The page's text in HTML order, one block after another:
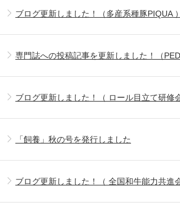
ブログ更新しました！（多産系種豚PIQUA
専門誌への投稿記事を更新しました！（
ブログ更新しました！（ ロール目立て研修
「飼養」秋の号を発行しました
ブログ更新しました！（ 全国和牛能力共進